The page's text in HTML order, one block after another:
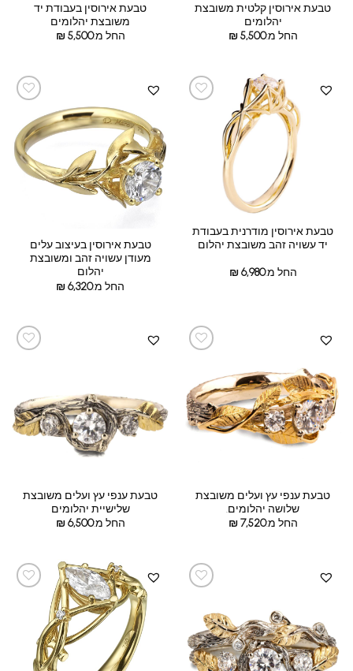
טבעת אירוסין קלטית משובצת
יהלומים
החל מ:
₪5,500
טבעת אירוסין בעבודת יד
משובצת יהלומים
החל מ:
₪5,500
טבעת אירוסין מודרנית בעבודת
יד עשויה זהב משובצת יהלום
החל מ: ₪6,980
טבעת אירוסין בעיצוב עלים
מעודן עשויה זהב ומשובצת
יהלום
החל מ:
₪6,320
טבעת ענפי עץ ועלים משובצת
שלושה יהלומים.
החל מ:
₪7,520
טבעת ענפי עץ ועלים משובצת
שלישיית יהלומים
החל מ:
₪6,500